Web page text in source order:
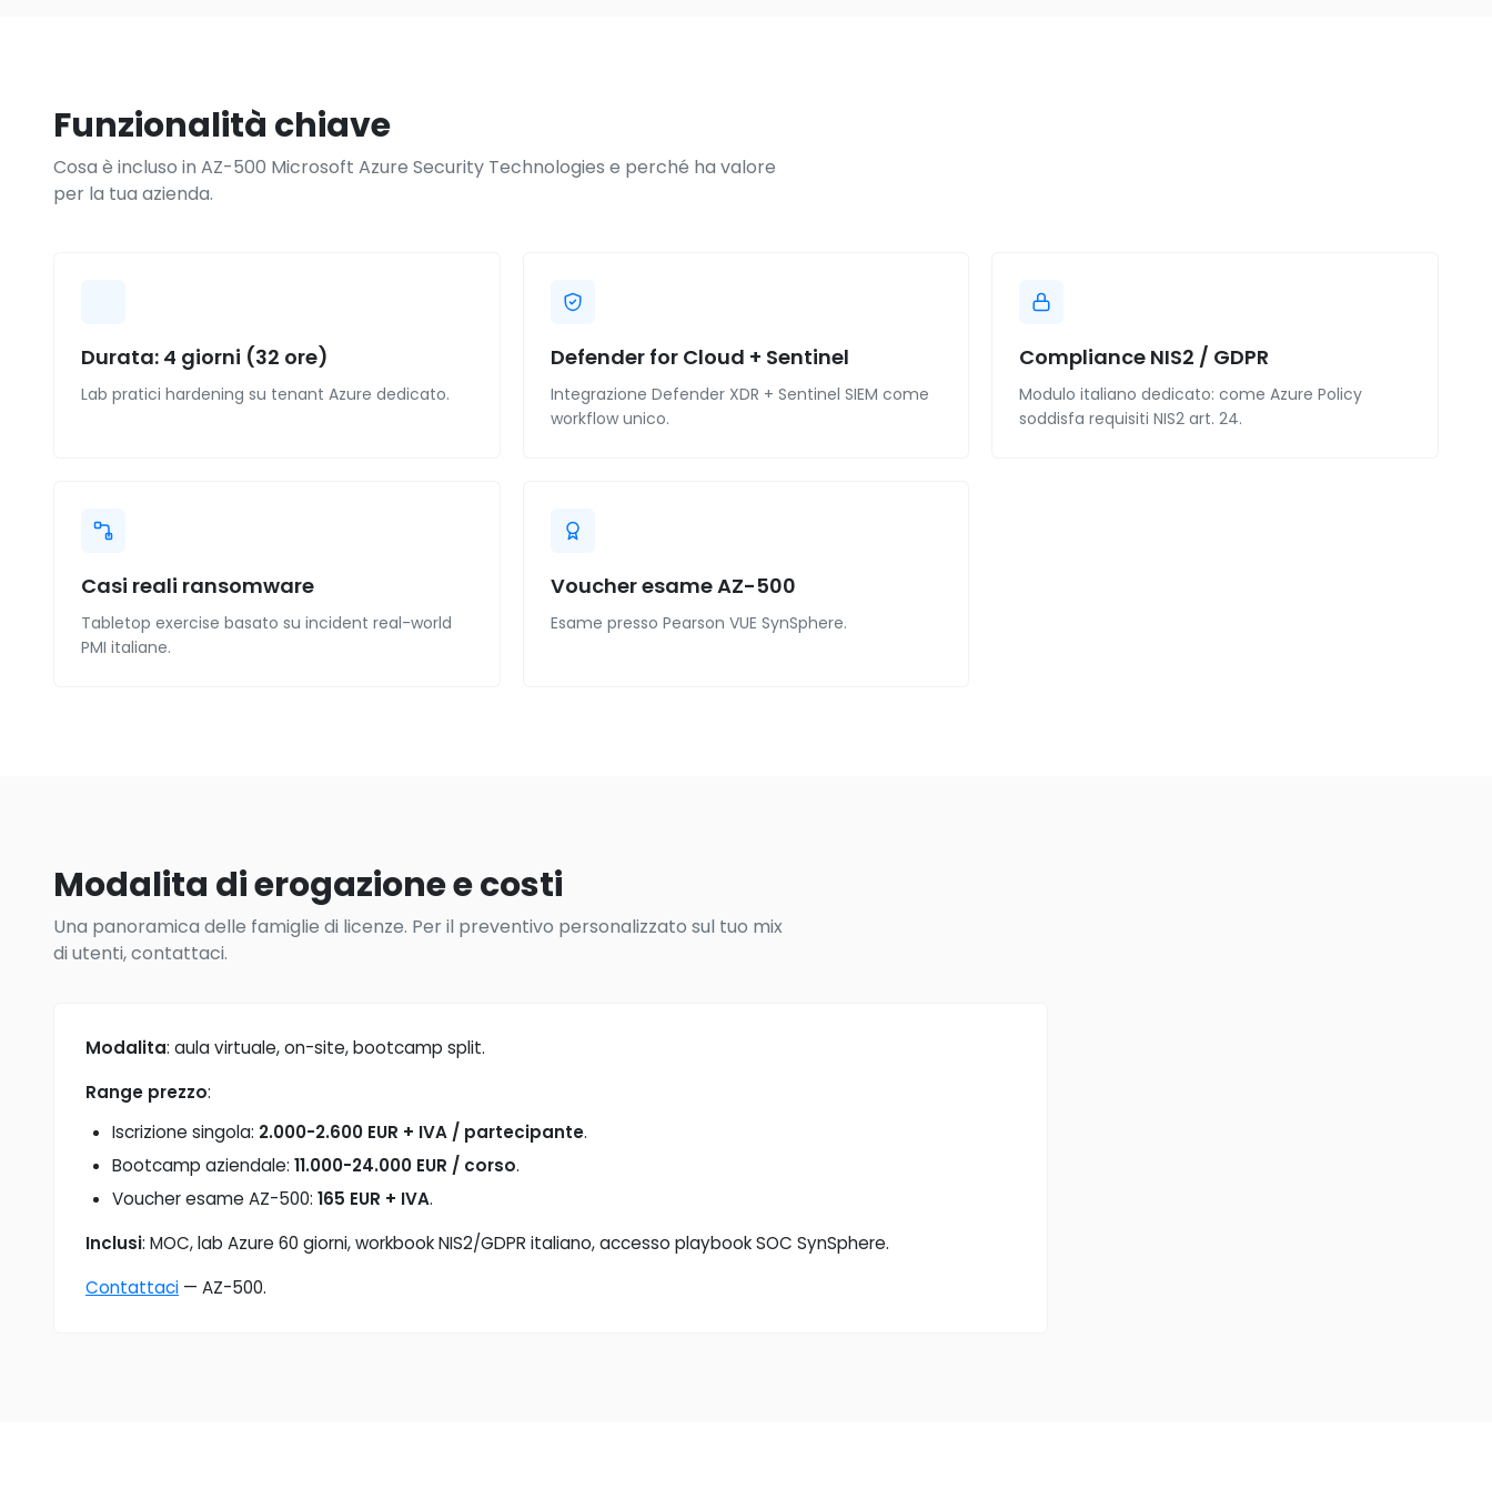
Funzionalità chiave
Cosa è incluso in AZ-500 Microsoft Azure Security Technologies e perché ha valore
per la tua azienda.
Durata: 4 giorni (32 ore)
Lab pratici hardening su tenant Azure dedicato.
Defender for Cloud + Sentinel
Integrazione Defender XDR + Sentinel SIEM come
workflow unico.
Compliance NIS2 / GDPR
Modulo italiano dedicato: come Azure Policy
soddisfa requisiti NIS2 art. 24.
Casi reali ransomware
Tabletop exercise basato su incident real-world
PMI italiane.
Voucher esame AZ-500
Esame presso Pearson VUE SynSphere.
Modalita di erogazione e costi
Una panoramica delle famiglie di licenze. Per il preventivo personalizzato sul tuo mix
di utenti, contattaci.
Modalita: aula virtuale, on-site, bootcamp split.
Range prezzo:
Iscrizione singola: 2.000-2.600 EUR + IVA / partecipante.
Bootcamp aziendale: 11.000-24.000 EUR / corso.
Voucher esame AZ-500: 165 EUR + IVA.
Inclusi: MOC, lab Azure 60 giorni, workbook NIS2/GDPR italiano, accesso playbook SOC SynSphere.
Contattaci — AZ-500.